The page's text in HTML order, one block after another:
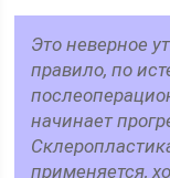
Это неверное
правило, по
начинает
применяется,